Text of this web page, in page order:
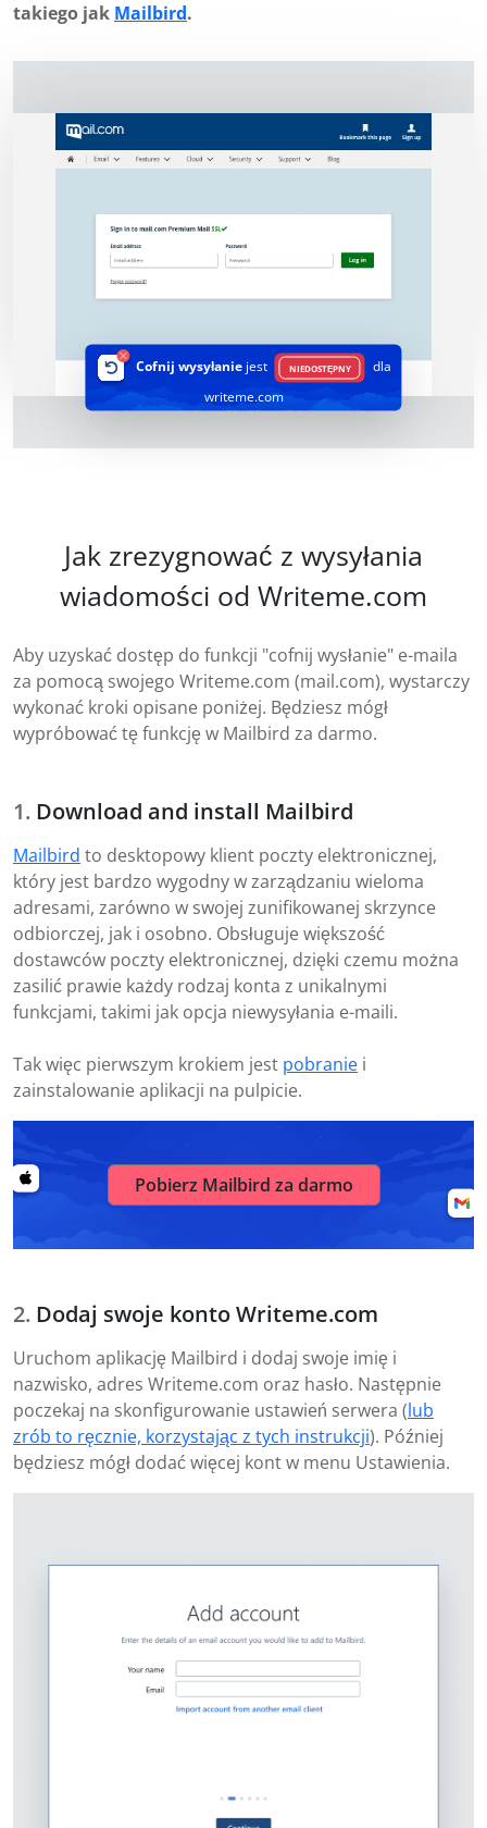
takiego jak Mailbird.
Cofnij wysyłaniejest NIEDOSTĘPNY
dla
writeme.com
Jak zrezygnować z wysyłania
wiadomości od Writeme.com
Aby uzyskać dostęp do funkcji "cofnij wysłanie" e-maila
za pomocą swojego Writeme.com (mail.com), wystarczy
wykonać kroki opisane poniżej. Będziesz mógł
wypróbować tę funkcję w Mailbird za darmo.
Download and install Mailbird
Mailbird to desktopowy klient poczty elektronicznej,
który jest bardzo wygodny w zarządzaniu wieloma
adresami, zarówno w swojej zunifikowanej skrzynce
odbiorczej, jak i osobno. Obsługuje większość
dostawców poczty elektronicznej, dzięki czemu można
zasilić prawie każdy rodzaj konta z unikalnymi
funkcjami, takimi jak opcja niewysyłania e-maili.
Tak więc pierwszym krokiem jest pobranie i
zainstalowanie aplikacji na pulpicie.
Pobierz Mailbird za darmo
Dodaj swoje konto Writeme.com
Uruchom aplikację Mailbird i dodaj swoje imię i
nazwisko, adres Writeme.com oraz hasło. Następnie
poczekaj na skonfigurowanie ustawień serwera (lub
zrób to ręcznie, korzystając z tych instrukcji). Później
będziesz mógł dodać więcej kont w menu Ustawienia.